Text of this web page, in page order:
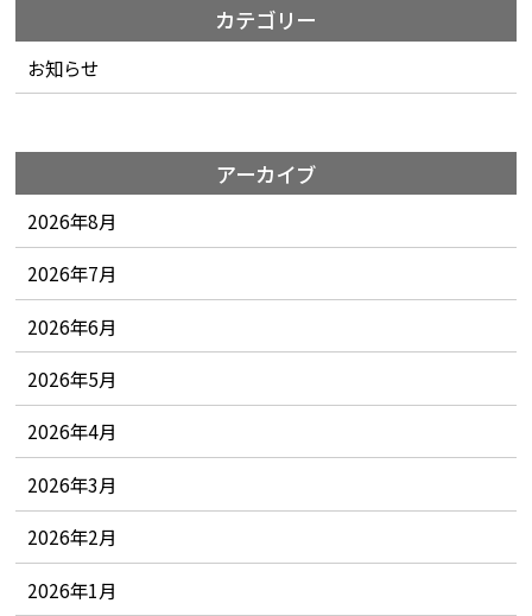
カテゴリー
お知らせ
アーカイブ
2026年8月
2026年7月
2026年6月
2026年5月
2026年4月
2026年3月
2026年2月
2026年1月